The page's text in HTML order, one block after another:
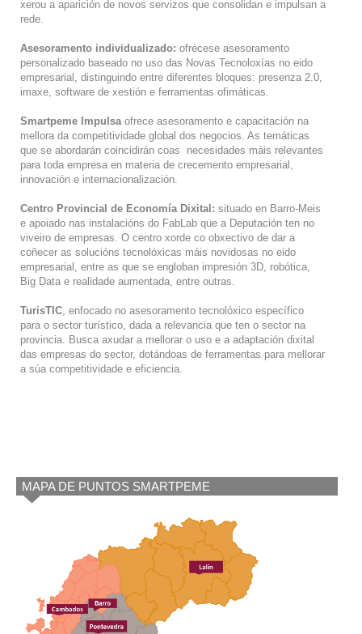
xerou a aparición de novos servizos que consolidan e impulsan a
rede.
Asesoramento individualizado: ofrécese asesoramento
personalizado baseado no uso das Novas Tecnoloxías no eido
empresarial, distinguindo entre diferentes bloques: presenza 2.0,
imaxe, software de xestión e ferramentas ofimáticas.
Smartpeme Impulsaofrece asesoramento e capacitación na
mellora da competitividade global dos negocios. As temáticas
que se abordarán coincidirán coas necesidades máis relevantes
para toda empresa en materia de crecemento empresarial,
innovación e internacionalización.
Centro Provincial de Economía Dixital: situado en Barro-Meis
e apoiado nas instalacións do FabLab que a Deputación ten no
viveiro de empresas. O centro xorde co obxectivo de dar a
coñecer as solucións tecnolóxicas máis novidosas no eido
empresarial, entre as que se engloban impresión 3D, robótica,
Big Data e realidade aumentada, entre outras.
TurisTIC, enfocado no asesoramento tecnolóxico específico
para o sector turístico, dada a relevancia que ten o sector na
provincia. Busca axudar a mellorar o uso e a adaptación dixital
das empresas do sector, dotándoas de ferramentas para mellorar
a súa competitividade e eficiencia.
MAPA DE PUNTOS SMARTPEME